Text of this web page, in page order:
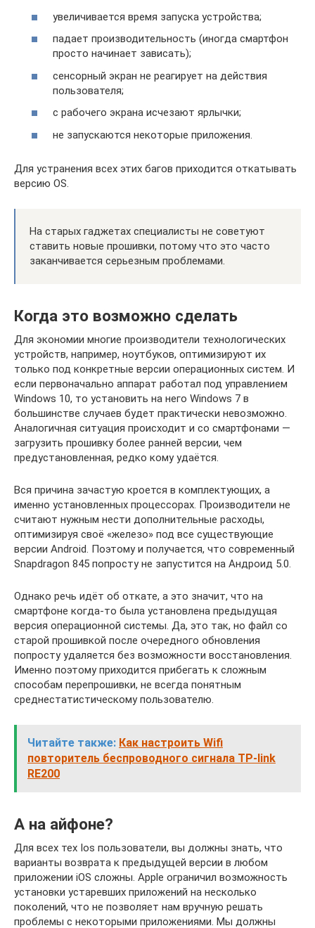
увеличивается время запуска устройства;
падает производительность (иногда смартфон
просто начинает зависать);
сенсорный экран не реагирует на действия
пользователя;
с рабочего экрана исчезают ярлычки;
не запускаются некоторые приложения.
Для устранения всех этих багов приходится откатывать
версию OS.
На старых гаджетах специалисты не советуют
ставить новые прошивки, потому что это часто
заканчивается серьезным проблемами.
Когда это возможно сделать
Для экономии многие производители технологических
устройств, например, ноутбуков, оптимизируют их
только под конкретные версии операционных систем. И
если первоначально аппарат работал под управлением
Windows 10, то установить на него Windows 7 в
большинстве случаев будет практически невозможно.
Аналогичная ситуация происходит и со смартфонами —
загрузить прошивку более ранней версии, чем
предустановленная, редко кому удаётся.
Вся причина зачастую кроется в комплектующих, а
именно установленных процессорах. Производители не
считают нужным нести дополнительные расходы,
оптимизируя своё «железо» под все существующие
версии Android. Поэтому и получается, что современный
Snapdragon 845 попросту не запустится на Андроид 5.0.
Однако речь идёт об откате, а это значит, что на
смартфоне когда-то была установлена предыдущая
версия операционной системы. Да, это так, но файл со
старой прошивкой после очередного обновления
попросту удаляется без возможности восстановления.
Именно поэтому приходится прибегать к сложным
способам перепрошивки, не всегда понятным
среднестатистическому пользователю.
Читайте также: Как настроить Wifi
повторитель беспроводного сигнала TP-link
RE200
А на айфоне?
Для всех тех Ios пользователи, вы должны знать, что
варианты возврата к предыдущей версии в любом
приложении iOS сложны. Apple ограничил возможность
установки устаревших приложений на несколько
поколений, что не позволяет нам вручную решать
проблемы с некоторыми приложениями. Мы должны